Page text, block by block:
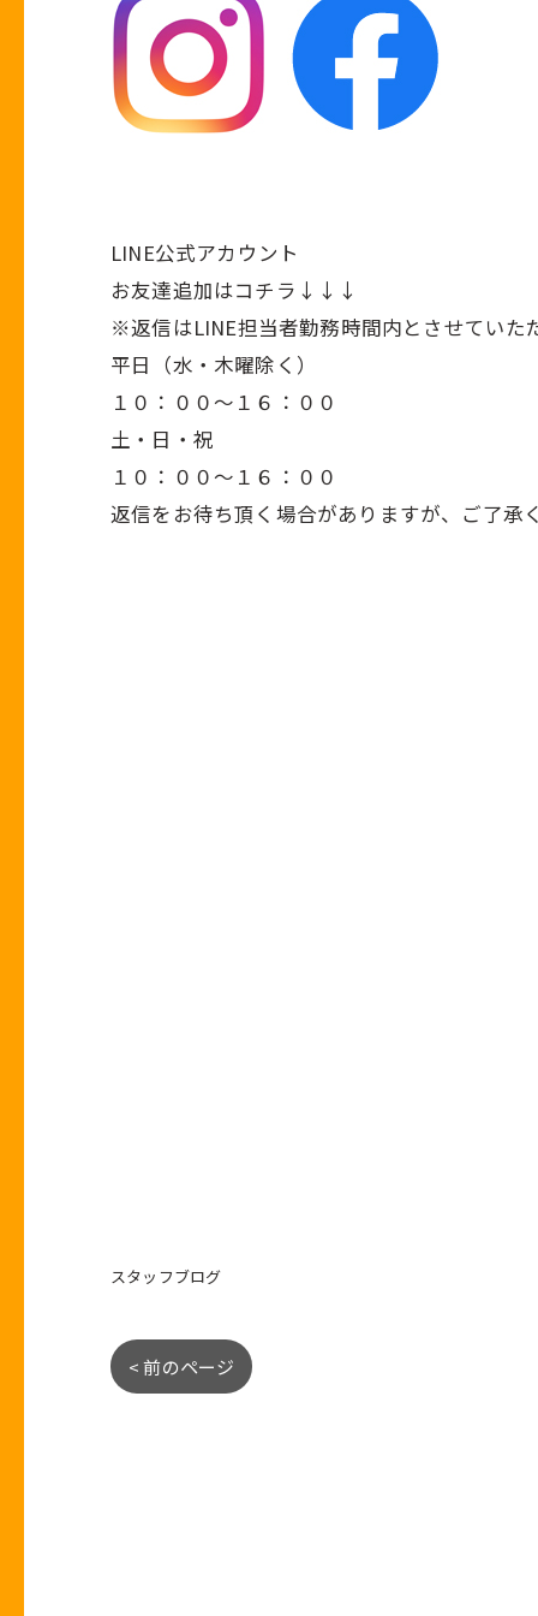
LINE公式アカウント
お友達追加はコチラ↓↓↓
※返信はLINE担当者勤務時間内とさせていた
平日（水・木曜除く）
１０：００～１６：００
土・日・祝
１０：００～１６：００
返信をお待ち頂く場合がありますが、ご了承
スタッフブログ
< 前のページ